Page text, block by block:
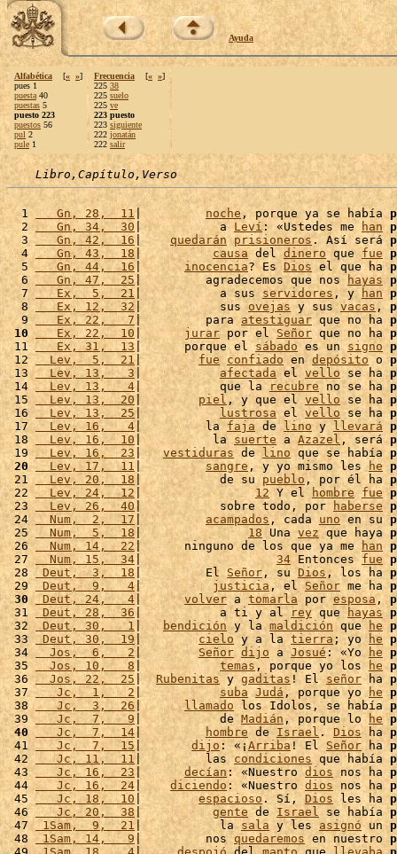
Ayuda
Alfabética [« »]
pues 1
puesta 40
puestas 5
puesto 223
puestos 56
pul 2
pule 1
Frecuencia [« »]
225 38
225 suelo
225 ve
223 puesto
223 siguiente
222 jonatán
222 salir
Libro,Capítulo,Verso
  1
   Gn, 28,  11
| noche, porque ya se había
  2
   Gn, 34,  30
|           a Leví : «Ustedes me han
  3
   Gn, 42,  16
| quedarán prisioneros. Así será
  4
   Gn, 43,  18
| causa del dinero que fue
  5
   Gn, 44,  16
| inocencia? Es Dios el que ha
  6
   Gn, 47,  25
|         agradecemos que nos hayas
  7
   Ex,  5,  21
|           a sus servidores , y han
  8
   Ex, 12,  32
|           sus ovejas y sus vacas ,
  9
   Ex, 22,   7
|         para atestiguar que no ha
10
   Ex, 22,  10
| jurar por el Señor que no ha
11
   Ex, 31,  13
|      porque el sábado es un signo
12
  Lev,  5,  21
| fue confiado en depósito o
13
  Lev, 13,   3
| afectada el vello se ha
14
  Lev, 13,   4
|           que la recubre no se ha
15
  Lev, 13,  20
| piel , y que el vello se ha
16
  Lev, 13,  25
| lustrosa el vello se ha
17
  Lev, 16,   4
|         la faja de lino y llevará
18
  Lev, 16,  10
|          la suerte a Azazel , será
19
  Lev, 16,  23
| vestiduras de lino que se había
20
  Lev, 17,  11
| sangre , y yo mismo les he
21
  Lev, 20,  18
|           de su pueblo , por él ha
22
  Lev, 24,  12
| 12 Y el hombre fue
23
  Lev, 26,  40
|           sobre todo, por haberse
24
  Num,  2,  17
| acampados, cada uno en su
25
  Num,  5,  18
| 18 Una vez que haya
26
  Num, 14,  22
|      ninguno de los que ya me han
27
  Num, 15,  34
| 34 Entonces fue
28 Deut,  3,  18 |         El Señor, su Dios , los ha
29
Deut,  9,   4| justicia, el Señor me ha
30
Deut, 24,   4 | volver a tomarla por esposa ,
31 Deut, 28,  36 |           a ti y al rey que hayas
32
Deut, 30,   1 | bendición y la maldición que he
33
Deut, 30,  19 | cielo y a la tierra ; yo he
34
  Jos,  6,   2
| Señor dijo a Josué: «Yo he
35
  Jos, 10,   8
| temas , porque yo los he
36
  Jos, 22,  25
| Rubenitas y gaditas ! El señor ha
37
   Jc,  1,   2
| suba Judá , porque yo he
38
   Jc,  3,  26
| llamado los Idolos, se había
39
   Jc,  7,   9
|           de Madián , porque lo he
40
   Jc,  7,  14
| hombre de Israel . Dios ha
41
   Jc,  7,  15
| dijo : «¡ Arriba ! El Señor ha
42
   Jc, 11,  11
|         las condiciones que había
43
   Jc, 16,  23
| decían : «Nuestro dios nos ha
44
   Jc, 16,  24
| diciendo: «Nuestro dios nos ha
45
   Jc, 18,  10
| espacioso. Sí, Dios les ha
46
   Jc, 20,  38
| gente de Israel se había
47
1Sam,  9,  21 |           la sala y les asignó un
48 1Sam, 14,   9 |         nos quedaremos en nuestro